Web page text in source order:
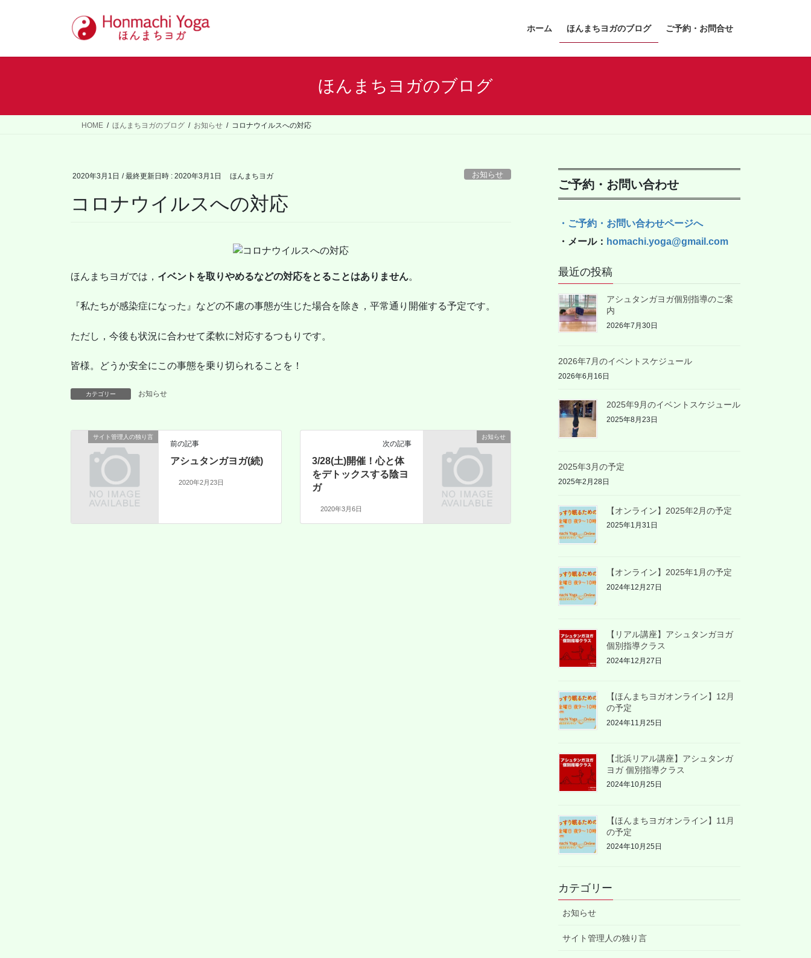
ホーム ほんまちヨガのブログ ご予約・お問合せ
ほんまちヨガのブログ
HOME ほんまちヨガのブログ お知らせ コロナウイルスへの対応
2020年3月1日 / 最終更新日時 : 2020年3月1日 ほんまちヨガ お知らせ
コロナウイルスへの対応
ほんまちヨガでは， イベントを取りやめるなどの対応をとることはありません。
『私たちが感染症になった』などの不慮の事態が生じた場合を除き，平常通り開催する予定です。
ただし，今後も状況に合わせて柔軟に対応するつもりです。
皆様。どうか安全にこの事態を乗り切られることを！
カテゴリー お知らせ
サイト管理人の独り言
前の記事
アシュタンガヨガ(続)
2020年2月23日
お知らせ
次の記事
3/28(土)開催！心と体
をデトックスする陰ヨ
ガ
2020年3月6日
ご予約・お問い合わせ
・ご予約・お問い合わせページへ
・メール： homachi.yoga@gmail.com
最近の投稿
アシュタンガヨガ個別指導のご案
内
2026年7月30日
2026年7月のイベントスケジュール
2026年6月16日
2025年9月のイベントスケジュール
2025年8月23日
2025年3月の予定
2025年2月28日
【オンライン】2025年2月の予定
2025年1月31日
【オンライン】2025年1月の予定
2024年12月27日
【リアル講座】アシュタンガヨガ
個別指導クラス
2024年12月27日
【ほんまちヨガオンライン】12月
の予定
2024年11月25日
【北浜リアル講座】アシュタンガ
ヨガ 個別指導クラス
2024年10月25日
【ほんまちヨガオンライン】11月
の予定
2024年10月25日
カテゴリー
お知らせ
サイト管理人の独り言